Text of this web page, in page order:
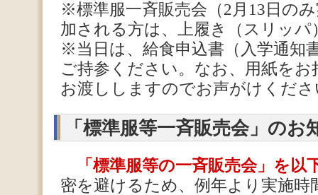
※標準服一斉販売会（2月13日の
加される方は、上履き（スリッ
※当日は、給食申込書（入学通知
ご持参ください。なお、用紙を
お渡ししますのでお声がけくださ
「標準服等一斉販売会」の
「標準服等の一斉販売会」を
密を避けるため、例年より実施時